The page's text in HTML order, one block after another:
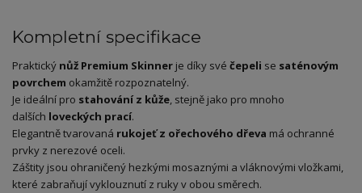
Kompletní specifikace
Praktický nůž Premium Skinner je díky své čepeli se saténovým
povrchem okamžitě rozpoznatelný.
Je ideální pro stahování z kůže, stejně jako pro mnoho
dalších loveckých prací.
Elegantně tvarovaná rukojeť z ořechového dřeva má ochranné
prvky z nerezové oceli.
Záštity jsou ohraničený hezkými mosaznými a vláknovými vložkami,
které zabraňují vyklouznutí z ruky v obou směrech.